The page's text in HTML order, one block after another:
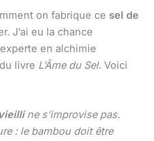
on fabrique ce sel de
J’ai eu la chance
en alchimie
livre L’Âme du Sel. Voici
ne s’improvise pas.
: le bambou doit être